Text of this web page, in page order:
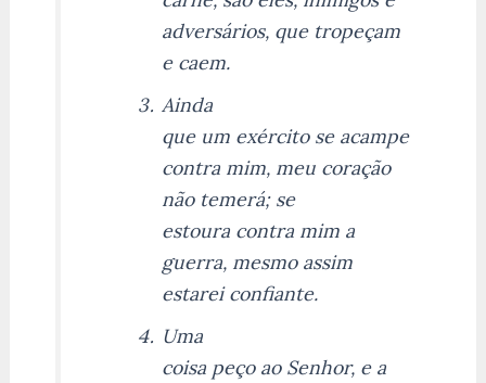
adversários, que tropeçam
e caem.
Ainda
que um exército se acampe
contra mim, meu coração
não temerá; se
estoura contra mim a
guerra, mesmo assim
estarei confiante.
Uma
coisa peço ao Senhor, e a